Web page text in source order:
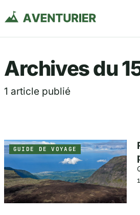
Aventurier.fr —
Archives du
1 article publié
GUIDE DE VOYAGE